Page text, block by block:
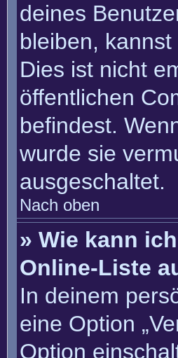
deines
bleiben,
Dies ist nicht
öffentlichen
befindest.
wurde sie
ausgeschaltet.
Nach oben
» Wie kann
Online-Liste
In deinem
eine Option
Option